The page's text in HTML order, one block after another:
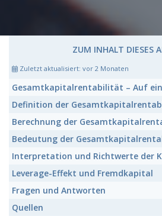
ZUM INHALT DIESES
Zuletzt aktualisiert: vor 2 Monaten
Gesamtkapitalrentabilität – Auf
Definition der
Berechnung der
Bedeutung der
Interpretation und Richtwerte der
Leverage-Effekt und Fremdkapital
Fragen und Antworten
Quellen